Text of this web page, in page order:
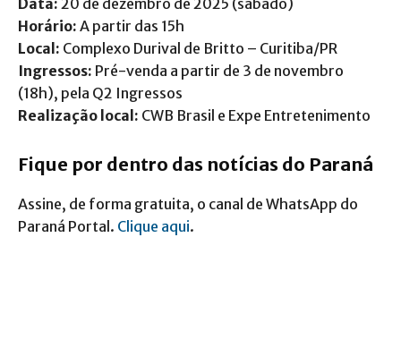
Horário: A partir das 15h
Local: Complexo Durival de Britto – Curitiba/PR
Ingressos: Pré-venda a partir de 3 de novembro
(18h), pela Q2 Ingressos
Realização local: CWB Brasil e Expe Entretenimento
Fique por dentro das notícias do Paraná
Assine, de forma gratuita, o canal de WhatsApp do
Paraná Portal. Clique aqui.